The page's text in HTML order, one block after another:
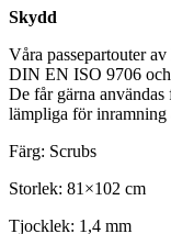
Skydd
Våra passepartouter
DIN EN ISO 9706 och
De får gärna
lämpliga för inramning
Färg: Scrubs
Storlek: 81×102 cm
Tjocklek: 1,4 mm